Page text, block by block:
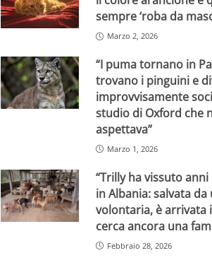
sempre ‘roba da
Marzo 2, 2026
“I puma tornano in
trovano i pinguini e
improvvisamente
studio di Oxford che
aspettava”
Marzo 1, 2026
“Trilly ha vissuto
in Albania: salvata da
volontaria, è arrivata
cerca ancora una
Febbraio 28, 2026